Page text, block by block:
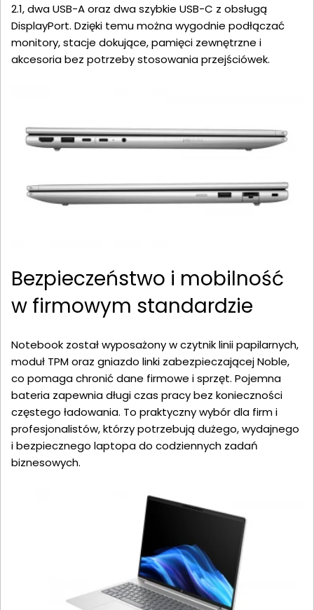
2.1, dwa USB-A oraz dwa szybkie USB-C z obsługą
DisplayPort. Dzięki temu można wygodnie podłączać
monitory, stacje dokujące, pamięci zewnętrzne i
akcesoria bez potrzeby stosowania przejściówek.
Bezpieczeństwo i mobilność
w firmowym standardzie
Notebook został wyposażony w czytnik linii papilarnych,
moduł TPM oraz gniazdo linki zabezpieczającej Noble,
co pomaga chronić dane firmowe i sprzęt. Pojemna
bateria zapewnia długi czas pracy bez konieczności
częstego ładowania. To praktyczny wybór dla firm i
profesjonalistów, którzy potrzebują dużego, wydajnego
i bezpiecznego laptopa do codziennych zadań
biznesowych.